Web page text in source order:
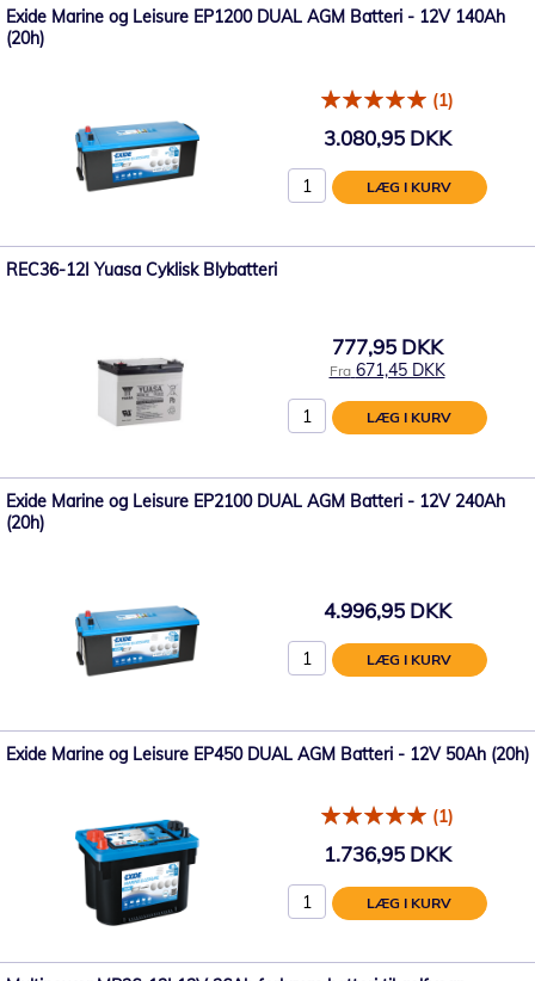
Exide Marine og Leisure EP1200 DUAL AGM Batteri - 12V 140Ah
(20h)
(1)
3.080,95 DKK
LÆG I KURV
REC36-12I Yuasa Cyklisk Blybatteri
777,95 DKK
Fra 671,45 DKK
LÆG I KURV
Exide Marine og Leisure EP2100 DUAL AGM Batteri - 12V 240Ah
(20h)
4.996,95 DKK
LÆG I KURV
Exide Marine og Leisure EP450 DUAL AGM Batteri - 12V 50Ah (20h)
(1)
1.736,95 DKK
LÆG I KURV